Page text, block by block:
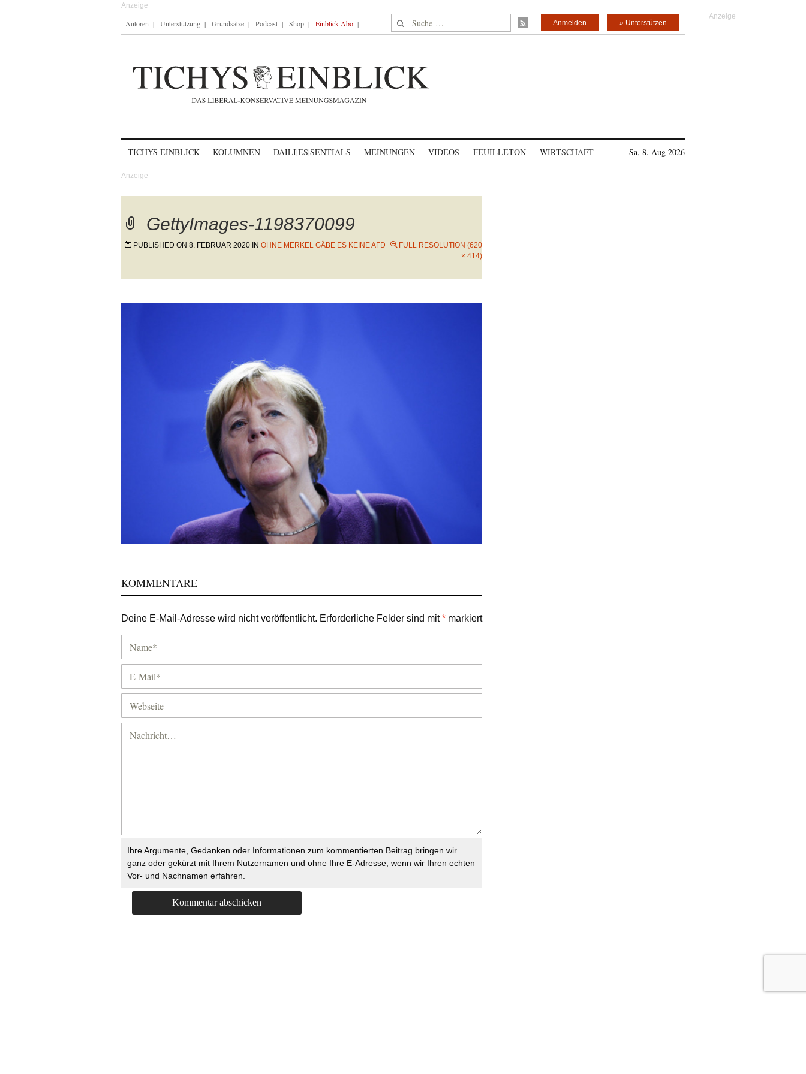
Autoren Unterstützung Grundsätze Podcast Shop Einblick-Abo Suche nach: » Unterstützen
Anmelden
TICHYS EINBLICK KOLUMNEN DAILI|ES|SENTIALS MEINUNGEN VIDEOS FEUILLETON WIRTSCHAFT Sa, 8. Aug 2026
GettyImages-1198370099
PUBLISHED ON 8. FEBRUAR 2020 IN OHNE MERKEL GÄBE ES KEINE AFD
FULL RESOLUTION (620
× 414)
KOMMENTARE
Deine E-Mail-Adresse wird nicht veröffentlicht. Erforderliche Felder sind mit* markiert
Ihre Argumente, Gedanken oder Informationen zum kommentierten Beitrag bringen wir
ganz oder gekürzt mit Ihrem Nutzernamen und ohne Ihre E-Adresse, wenn wir Ihren echten
Vor- und Nachnamen erfahren.